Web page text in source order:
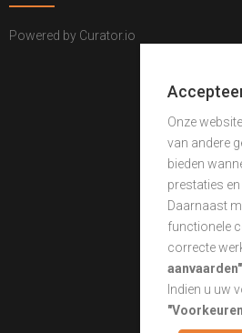
Powered by Curator.io
Onze
van andere
bieden
prestaties en
Daarnaast
functionele
correcte
aanvaarden"
Indien u uw